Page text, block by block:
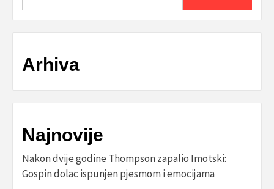
Arhiva
Najnovije
Nakon dvije godine Thompson zapalio Imotski:
Gospin dolac ispunjen pjesmom i emocijama